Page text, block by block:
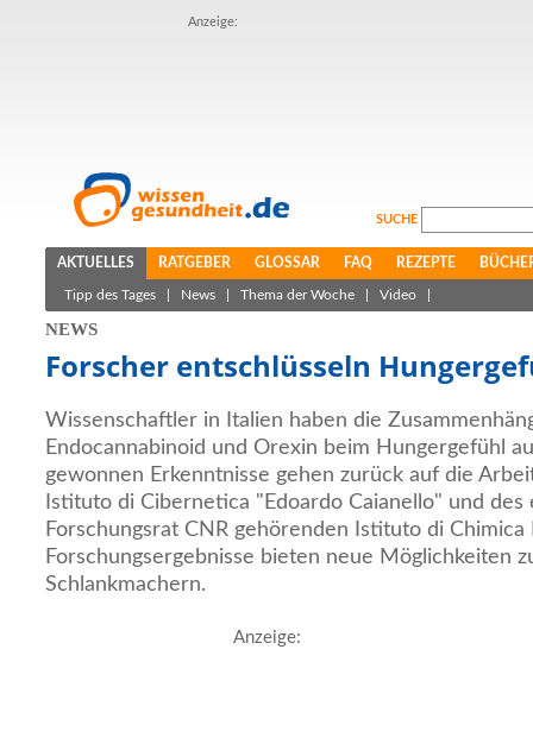
Anzeige:
SUCHE
AKTUELLES RATGEBER GLOSSAR FAQ REZEPTE
Tipp des Tages News Thema der Woche Video
NEWS
Forscher entschlüsseln
Wissenschaftler in Italien haben die
Endocannabinoid und Orexin beim Hungergefühl
gewonnen Erkenntnisse gehen zurück auf die
Istituto di Cibernetica "Edoardo Caianello" und
Forschungsrat CNR gehörenden Istituto di
Forschungsergebnisse bieten neue Möglichkeiten
Schlankmachern.
Anzeige: